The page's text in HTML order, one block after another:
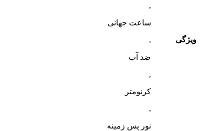
ویژگی
,
ساعت جهانی
,
ضد آب
,
کرنومتر
,
نور پس زمینه